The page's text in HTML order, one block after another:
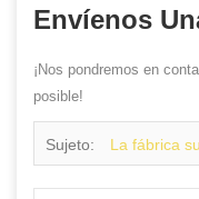
Envíenos
¡Nos pondremos en
posible!
Sujeto: La fábrica
del laser del metal